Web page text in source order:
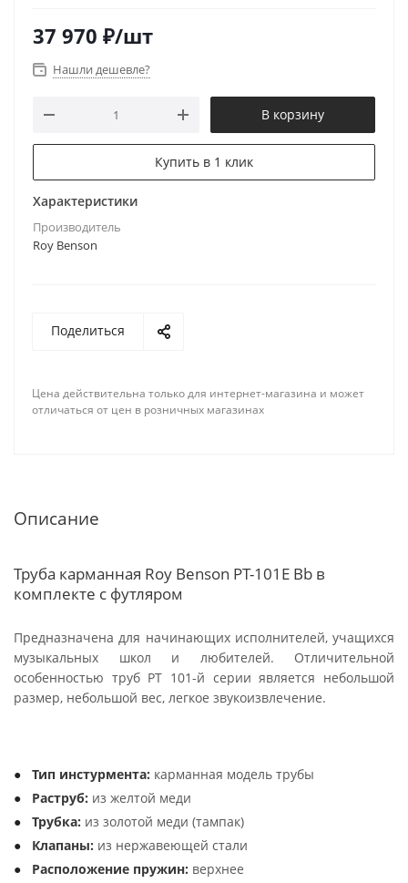
37 970 ₽/шт
Нашли дешевле?
В корзину
Купить в 1 клик
Характеристики
Производитель
Roy Benson
Поделиться
Цена действительна только для интернет-магазина и может
отличаться от цен в розничных магазинах
Описание
Труба карманная Roy Benson PT-101E Bb в
комплекте с футляром
Предназначена для начинающих исполнителей, учащихся
музыкальных школ и любителей. Отличительной
особенностью труб РТ 101-й серии является небольшой
размер, небольшой вес, легкое звукоизвлечение.
Тип инстурмента: карманная модель трубы
Раструб: из желтой меди
Трубка: из золотой меди (тампак)
Клапаны: из нержавеющей стали
Расположение пружин: верхнее